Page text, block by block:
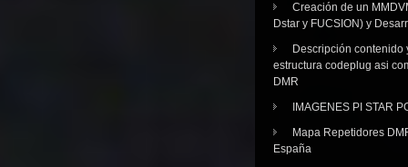
Creación de un
Dstar y FUCSION) y
Descripción contenido
estructura codeplug asi
DMR
IMAGENES PI STAR
Mapa Repetidores
España